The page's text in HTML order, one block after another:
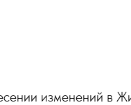
изменений в